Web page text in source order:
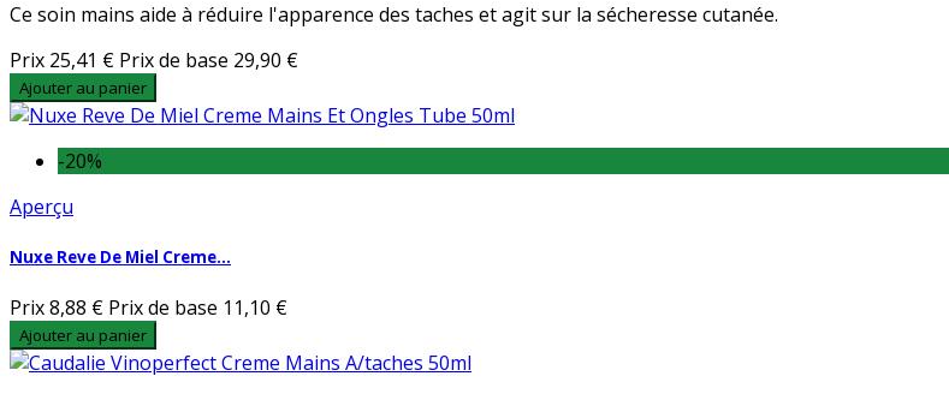
Ce soin mains aide à réduire l'apparence des taches et agit sur la sécheresse cutanée.
Prix 25,41 € Prix de base 29,90 €
Ajouter au panier
-20%
Aperçu
Nuxe Reve De Miel Creme...
Prix8,88 € Prix de base 11,10 €
Ajouter au panier